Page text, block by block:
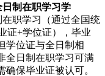
日制在职学习学
职学习（通过全国统
证+学位证），毕业
学位证与全日制相
全日制在职学习可满
确保毕业证被认可。